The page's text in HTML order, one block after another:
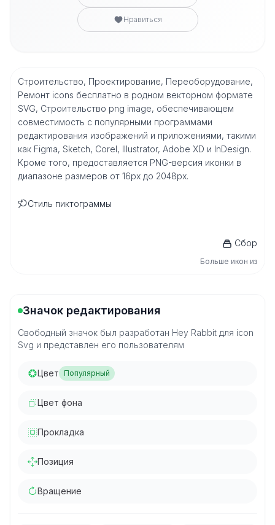
Нравиться
Строительство, Проектирование, Переоборудование,
Ремонт icons бесплатно в родном векторном формате
SVG, Строительство png image, обеспечивающем
совместимость с популярными программами
редактирования изображений и приложениями, такими
как Figma, Sketch, Corel, Illustrator, Adobe XD и InDesign.
Кроме того, предоставляется PNG-версия иконки в
диапазоне размеров от 16px до 2048px.
Стиль пиктограммы
Сбор
Больше икон из
Значок редактирования
Свободный значок был разработан Hey Rabbit для icon
Svg и представлен его пользователям
Цвет Популярный
Цвет фона
Прокладка
Позиция
Вращение